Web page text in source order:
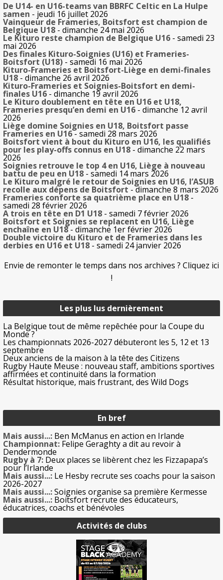
Les plus lus dernièrement
La Belgique tout de même repêchée pour la Coupe du
Monde ?
Les championnats 2026-2027 débuteront les 5, 12 et 13
septembre
Deux anciens de la maison à la tête des Citizens
Rugby Haute Meuse : nouveau staff, ambitions sportives
affirmées et continuité dans la formation
Résultat historique, mais frustrant, des Wild Dogs
De U14- en U16-teams van BBRFC Celtic en La Hulpe
samen - jeudi 16 juillet 2026
Vainqueur de Frameries, Boitsfort est champion de
Belgique U18 - dimanche 24 mai 2026
Le Kituro reste champion de Belgique U16 - samedi 23
mai 2026
Des finales Kituro-Soignies (U16) et Frameries-
Boitsfort (U18) - samedi 16 mai 2026
Kituro-Frameries et Boitsfort-Liège en demi-finales
U18 - dimanche 26 avril 2026
Kituro-Frameries et Soignies-Boitsfort en demi-
finales U16 - dimanche 19 avril 2026
Le Kituro doublement en tête en U16 et U18,
Frameries presqu’en demi en U16 - dimanche 12 avril
2026
Liège domine Soignies en U18, Boitsfort passe
Frameries en U16- samedi 28 mars 2026
Boitsfort vient à bout du Kituro en U16, les qualifiés
pour les play-offs connus en U18 - dimanche 22 mars
2026
Soignies retrouve le top 4 en U16, Liège à nouveau
battu de peu en U18 - samedi 14 mars 2026
Le Kituro malgré le retour de Soignies en U16, l’ASUB
recolle aux dépens de Boitsfort - dimanche 8 mars 2026
Frameries conforte sa quatrième place en U18 -
samedi 28 février 2026
A trois en tête en D1 U18 - samedi 7 février 2026
Boitsfort et Soignies se replacent en U16, Liège
enchaîne en U18- dimanche 1er février 2026
Double victoire du Kituro et de Frameries dans les
derbies en U16 et U18 - samedi 24 janvier 2026
Envie de remonter le temps dans nos archives ? Cliquez ici
!
En bref
Mais aussi...: Ben McManus en action en Irlande
Championnat: Felipe Geraghty a dit au revoir à
Dendermonde
Rugby à 7: Deux places se libèrent chez les Fizzapapa’s
pour l’Irlande
Mais aussi...: Le Hesby recrute ses coachs pour la saison
2026-2027
Mais aussi...:Soignies organise sa première Kermesse
Mais aussi...: Boitsfort recrute des éducateurs,
éducatrices, coachs et bénévoles
Activités de clubs